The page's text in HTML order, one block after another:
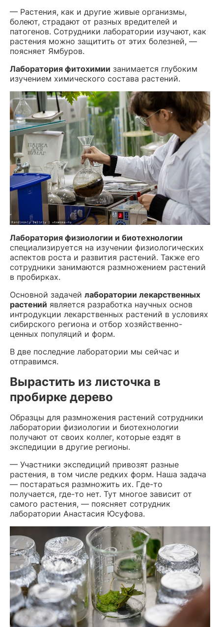
— Растения, как и другие живые организмы,
болеют, страдают от разных вредителей и
патогенов. Сотрудники лаборатории изучают, как
растения можно защитить от этих болезней, —
поясняет Ямбуров.
Лаборатория фитохимии занимается глубоким
изучением химического состава растений.
Лаборатория физиологии и биотехнологии
специализируется на изучении физиологических
аспектов роста и развития растений. Также его
сотрудники занимаются размножением растений
в пробирках.
Основной задачей лаборатории лекарственных
растений является разработка научных основ
интродукции лекарственных растений в условиях
сибирского региона и отбор хозяйственно-
ценных популяций и форм.
В две последние лаборатории мы сейчас и
отправимся.
Вырастить из листочка в
пробирке дерево
Образцы для размножения растений сотрудники
лаборатории физиологии и биотехнологии
получают от своих коллег, которые ездят в
экспедиции в другие регионы.
— Участники экспедиций привозят разные
растения, в том числе редких форм. Наша задача
— постараться размножить их. Где-то
получается, где-то нет. Тут многое зависит от
самого растения, — поясняет сотрудник
лаборатории Анастасия Юсуфова.